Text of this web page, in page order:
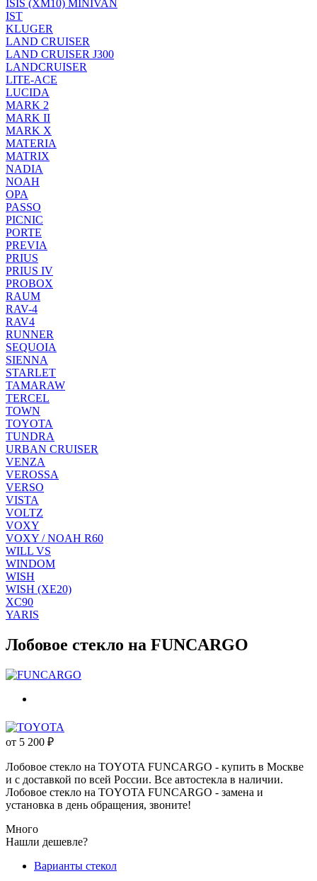
ISIS (XM10) MINIVAN
IST
KLUGER
LAND CRUISER
LAND CRUISER J300
LANDCRUISER
LITE-ACE
LUCIDA
MARK 2
MARK II
MARK X
MATERIA
MATRIX
NADIA
NOAH
OPA
PASSO
PICNIC
PORTE
PREVIA
PRIUS
PRIUS IV
PROBOX
RAUM
RAV-4
RAV4
RUNNER
SEQUOIA
SIENNA
STARLET
TAMARAW
TERCEL
TOWN
TOYOTA
TUNDRA
URBAN CRUISER
VENZA
VEROSSA
VERSO
VISTA
VOLTZ
VOXY
VOXY / NOAH R60
WILL VS
WINDOM
WISH
WISH (XE20)
XC90
YARIS
Лобовое стекло на FUNCARGO
от 5 200 ₽
Лобовое стекло на TOYOTA FUNCARGO - купить в Москве
и с доставкой по всей России. Все автостекла в наличии.
Лобовое стекло на TOYOTA FUNCARGO - замена и
установка в день обращения, звоните!
Много
Нашли дешевле?
Варианты стекол